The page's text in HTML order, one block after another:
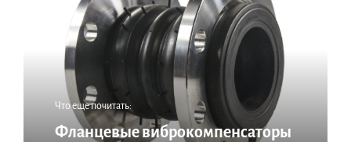
Что еще почитать:
Фланцевые виброкомпенсаторы